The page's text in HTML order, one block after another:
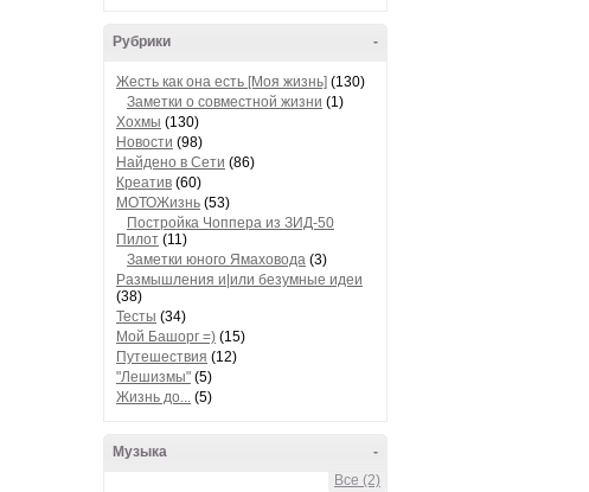
-
Рубрики
Жесть как она есть [Моя жизнь] (130)
Заметки о совместной жизни (1)
Хохмы (130)
Новости (98)
Найдено в Сети (86)
Креатив (60)
МОТОЖизнь (53)
Постройка Чоппера из ЗИД-50
Пилот (11)
Заметки юного Ямаховода (3)
Размышления и|или безумные идеи
(38)
Тесты (34)
Мой Башорг =) (15)
Путешествия (12)
"Лешизмы" (5)
Жизнь до... (5)
-
Музыка
Все (2)